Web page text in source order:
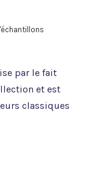
par le fait
et est
classiques